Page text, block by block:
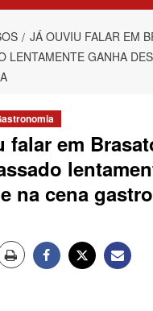
JÁ OUVIU FALAR EM
LENTAMENTE GANHA
falar em
na cena